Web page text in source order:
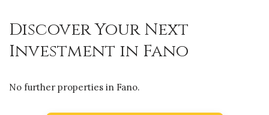
Discover Your Next
Investment in Fano
No further properties in Fano.